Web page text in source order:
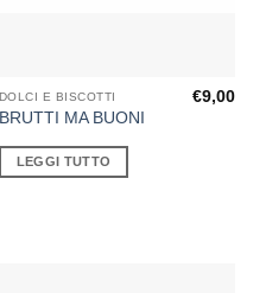
DOLCI E BISCOTTI
BRUTTI MA BUONI
€9,00
LEGGI TUTTO